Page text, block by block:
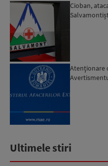
Cioban,
Atenţionare
Ultimele stiri